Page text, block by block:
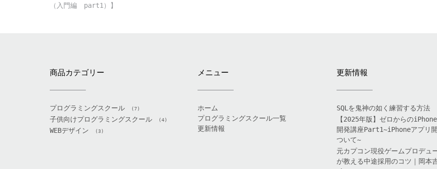
navigation
（入門編 part1）】
商品カテゴリー
プログラミングスクール (7)
子供向けプログラミングスクール (4)
WEBデザイン (3)
メニュー
ホーム
プログラミングスクール一覧
更新情報
更新情報
SQLを鬼神の如く練習する方法
【2025年版】ゼロからの
開発講座Part1~iPhoneアプリ
ついて~
元カプコン現役ゲームプロデュ
が教える中途採用のコツ｜岡本